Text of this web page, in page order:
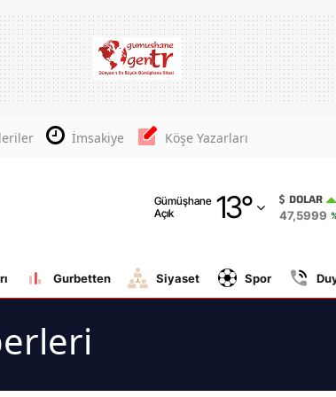
İmsakiye Köşe Yazarları
Gümüşhane
Açık
13°
Adana
Adıyaman
Amasya
Antalya
DOLAR
47,5999
Gurbetten Siyaset Spor